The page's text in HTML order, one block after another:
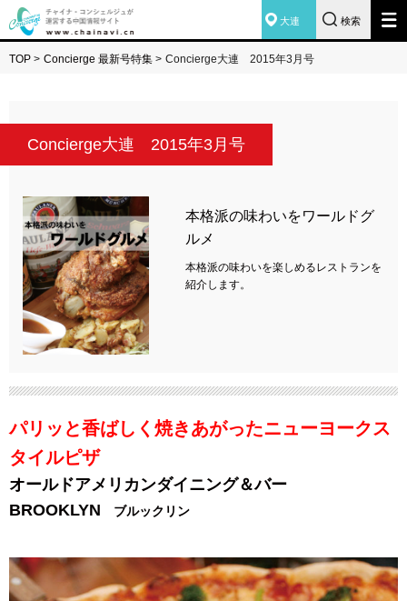
大連 検索
TOP > Concierge 最新号特集 > Concierge大連 2015年3月号
Concierge大連 2015年3月号
本格派の味わいをワールドグ
ルメ
本格派の味わいを楽しめるレストランを
紹介します。
パリッと香ばしく焼きあがったニューヨークス
タイルピザ
オールドアメリカンダイニング＆バー
BROOKLYN ブルックリン